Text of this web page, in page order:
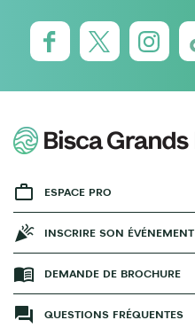
ESPACE PRO
INSCRIRE SON ÉVÉNEMENT
DEMANDE DE BROCHURE
QUESTIONS FRÉQUENTES